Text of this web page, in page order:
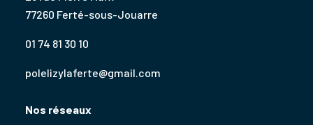
77260 Ferté-sous-Jouarre
01 74 81 30 10
polelizylaferte@gmail.com
Nos réseaux